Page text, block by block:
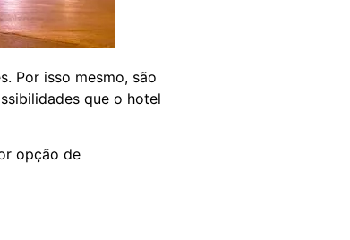
Por isso mesmo, são
que o hotel
opção de